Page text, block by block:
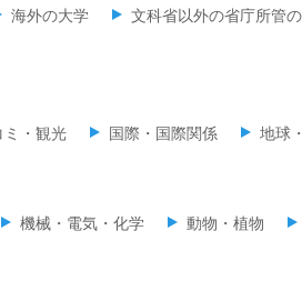
海外の大学
文科省以外の省庁所管
ミ・観光 国際・国際関係 地球
機械・電気・化学 動物・植物